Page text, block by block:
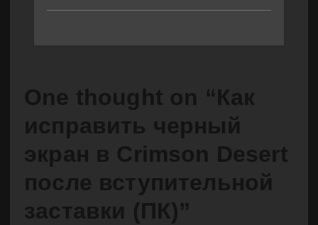
One thought on “Как
исправить черный
экран в Crimson Desert
после вступительной
заставки (ПК)”